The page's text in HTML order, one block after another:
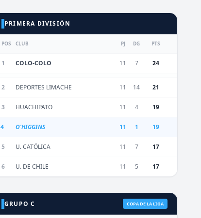
PRIMERA DIVISIÓN
POS CLUB PJ DG PTS
1 COLO-COLO 11 7 24
2 DEPORTES LIMACHE 11 14 21
3 HUACHIPATO 11 4 19
4 O'HIGGINS 11 1 19
5 U. CATÓLICA 11 7 17
6 U. DE CHILE 11 5 17
GRUPO C COPA DE LA LIGA